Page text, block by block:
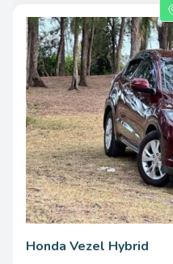
Honda Vezel Hybrid